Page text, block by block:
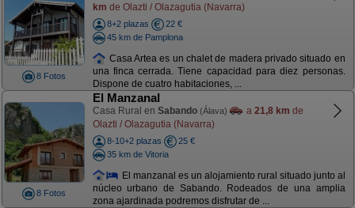
8 Fotos
km de Olazti / Olazagutia (Navarra)
8+2 plazas
22 €
45 km de Pamplona
Casa Artea es un chalet de madera privado situado en
una finca cerrada. Tiene capacidad para diez personas.
Dispone de cuatro habitaciones, ...
8 Fotos
El Manzanal
Casa Rural en Sabando (Álava) a 21,8 km de
Olazti / Olazagutia (Navarra)
8-10+2 plazas
25 €
35 km de Vitoria
El manzanal es un alojamiento rural situado junto al
núcleo urbano de Sabando. Rodeados de una amplia
zona ajardinada podremos disfrutar de ...